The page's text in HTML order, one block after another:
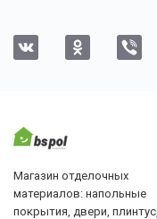
Магазин отделочных
материалов: напольные
покрытия, двери, плинтус,